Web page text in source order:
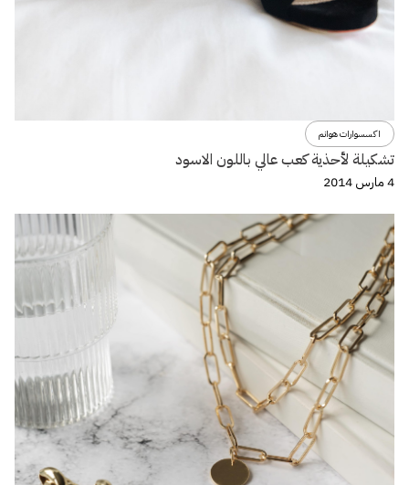
اكسسوارات هوانم
تشكيلة لأحذية كعب عالي باللون الاسود
4 مارس 2014